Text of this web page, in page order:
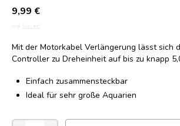
9,99 €
Mit der Motorkabel Verlängerung lässt sich
Controller zu Dreheinheit auf bis zu knapp
Einfach zusammensteckbar
Ideal für sehr große Aquarien